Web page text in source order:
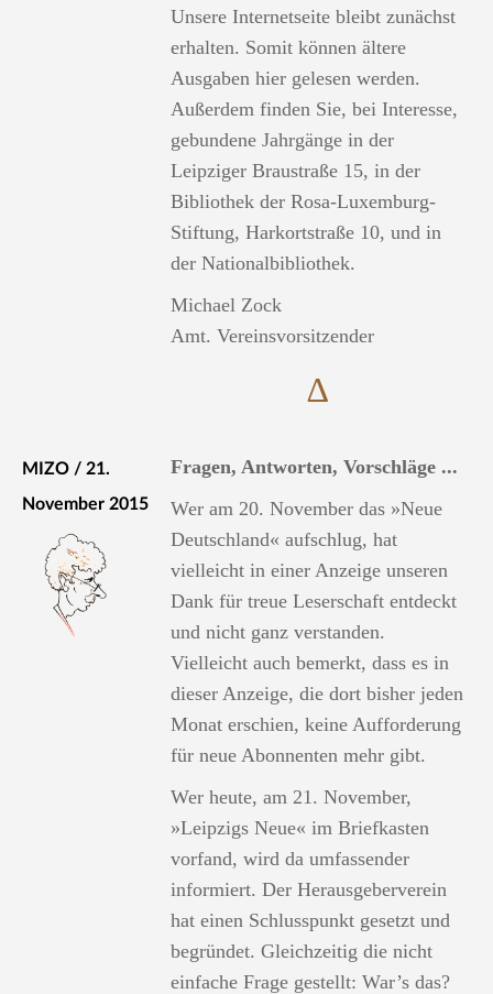
Unsere Internetseite bleibt zunächst
erhalten. Somit können ältere
Ausgaben hier gelesen werden.
Außerdem finden Sie, bei Interesse,
gebundene Jahrgänge in der
Leipziger Braustraße 15, in der
Bibliothek der Rosa-Luxemburg-
Stiftung, Harkortstraße 10, und in
der Nationalbibliothek.
Michael Zock
Amt. Vereinsvorsitzender
∆
MIZO / 21.
November 2015
Fragen, Antworten, Vorschläge ...
Wer am 20. November das »Neue
Deutschland« aufschlug, hat
vielleicht in einer Anzeige unseren
Dank für treue Leserschaft entdeckt
und nicht ganz verstanden.
Vielleicht auch bemerkt, dass es in
dieser Anzeige, die dort bisher jeden
Monat erschien, keine Aufforderung
für neue Abonnenten mehr gibt.
Wer heute, am 21. November,
»Leipzigs Neue« im Briefkasten
vorfand, wird da umfassender
informiert. Der Herausgeberverein
hat einen Schlusspunkt gesetzt und
begründet. Gleichzeitig die nicht
einfache Frage gestellt: War’s das?